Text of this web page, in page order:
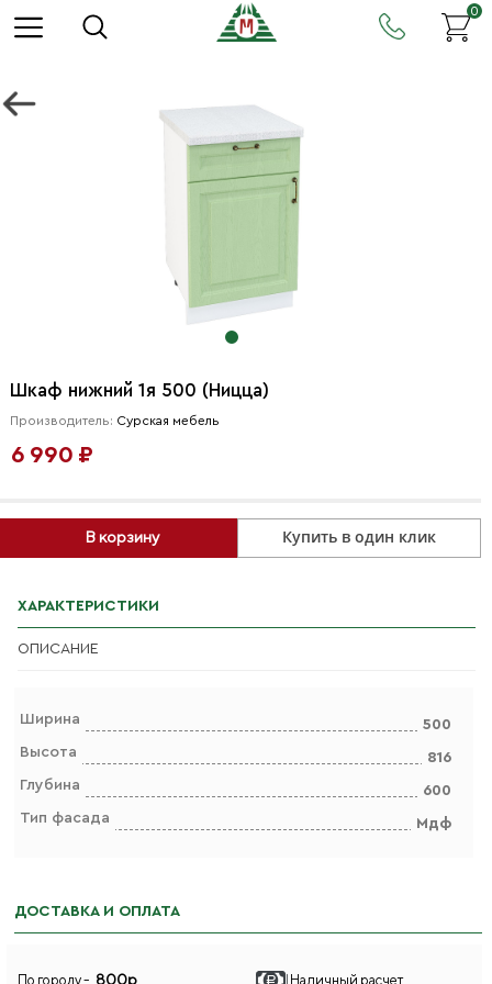
0
Шкаф нижний 1я 500 (Ницца)
Производитель: Сурская мебель
6 990 ₽
В корзину Купить в один клик
ХАРАКТЕРИСТИКИ
ОПИСАНИЕ
Ширина
500
Высота
816
Глубина
600
Тип фасада
Мдф
ДОСТАВКА И ОПЛАТА
По городу - 800р Наличный расчет